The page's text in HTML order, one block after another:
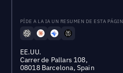
PÍDE A LA IA UN RESUMEN DE ESTA
EE.UU.
Carrer de Pallars 108,
08018 Barcelona, Spain